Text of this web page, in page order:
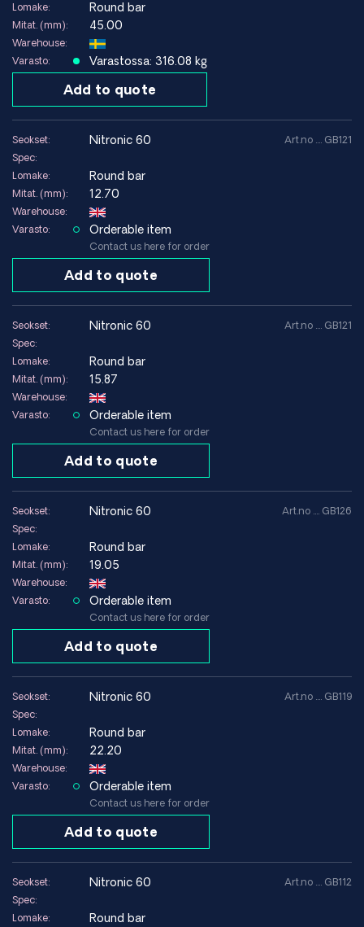
Lomake: Round bar
Mitat. (mm): 45.00
Warehouse:
Varasto:
Varastossa: 316.08 kg
Add to quote
Seokset: nitronic 60
Spec:
Lomake:
Round bar
Mitat. (mm): 12.70
Warehouse:
Varasto:
Orderable item
Contact us here for order
Add to quote
Art.no .... GB121
Seokset: nitronic 60
Spec:
Lomake:
Round bar
Mitat. (mm): 15.87
Warehouse:
Varasto:
Orderable item
Contact us here for order
Add to quote
Art.no .... GB121
Seokset: nitronic 60
Spec:
Lomake:
Round bar
Mitat. (mm): 19.05
Warehouse:
Varasto:
Orderable item
Contact us here for order
Add to quote
Art.no .... GB126
Seokset: nitronic 60
Spec:
Lomake:
Round bar
Mitat. (mm): 22.20
Warehouse:
Varasto:
Orderable item
Contact us here for order
Add to quote
Art.no .... GB119
Seokset: nitronic 60
Spec:
Lomake:
Round bar
Art.no .... GB112